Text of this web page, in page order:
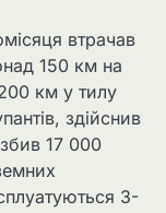
втрачав
150 км на
км у тилу
здійснив
17 000
3-